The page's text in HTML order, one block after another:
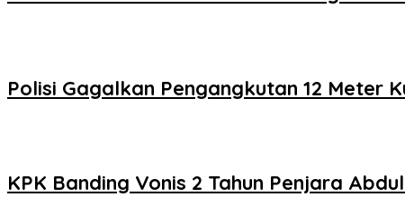
Polisi Gagalkan Pengangkutan 12 Meter
KPK Banding Vonis 2 Tahun Penjara